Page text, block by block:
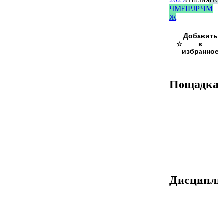
ЧМFIPJP ЧМ
Ж
☆
Пощадка